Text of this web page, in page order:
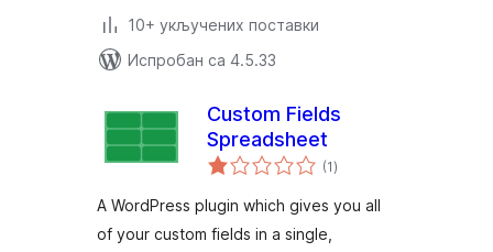
10+ укључених поставки
Испробан са 4.5.33
Custom Fields
Spreadsheet
(1укупних
оцена
)
A WordPress plugin which gives you all
of your custom fields in a single,